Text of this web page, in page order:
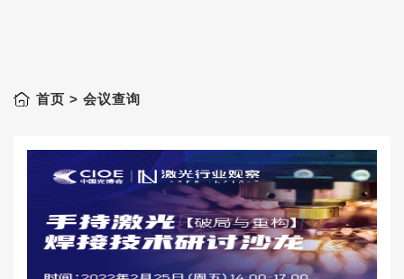
首页 > 会议查询